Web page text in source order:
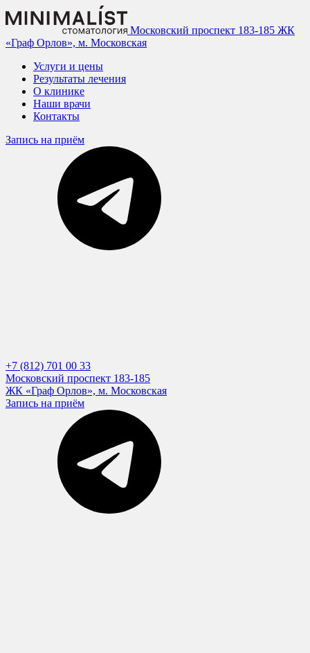
Московский проспект 183-185 ЖК
«Граф Орлов», м. Московская
Услуги и цены
Результаты лечения
О клинике
Наши врачи
Контакты
Запись на приём
+7 (812) 701 00 33
Московский проспект 183-185
ЖК «Граф Орлов», м. Московская
Запись на приём